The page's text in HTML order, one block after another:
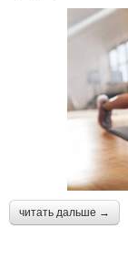
читать дальше →